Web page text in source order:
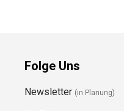
Folge Uns
Newsletter (in Planung)